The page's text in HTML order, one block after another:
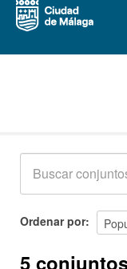
Acerca de
Ordenar por
5